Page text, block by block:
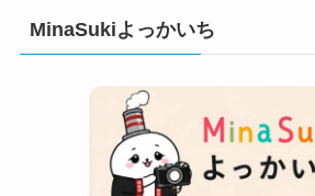
MinaSukiよっかいち